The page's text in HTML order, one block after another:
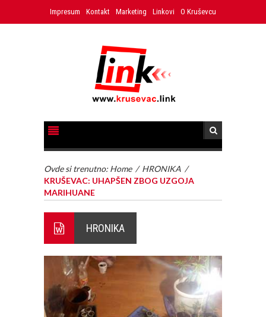
Impresum Kontakt Marketing Linkovi O Kruševcu
Ovde si trenutno: Home / HRONIKA /
KRUŠEVAC: UHAPŠEN ZBOG UZGOJA
MARIHUANE
HRONIKA